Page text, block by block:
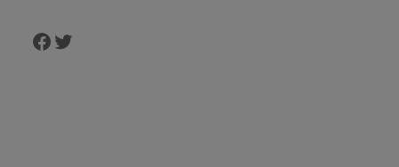
Facebook
Twitter